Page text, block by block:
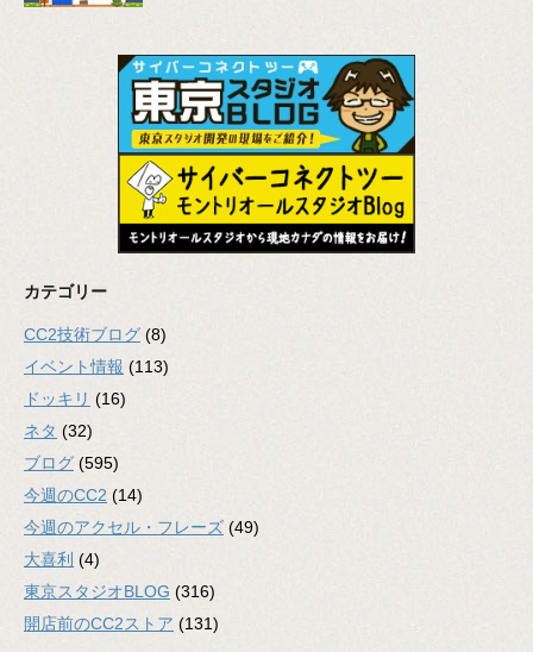
カテゴリー
CC2技術ブログ (8)
イベント情報 (113)
ドッキリ (16)
ネタ (32)
ブログ (595)
今週のCC2 (14)
今週のアクセル・フレーズ (49)
大喜利 (4)
東京スタジオBLOG (316)
開店前のCC2ストア (131)